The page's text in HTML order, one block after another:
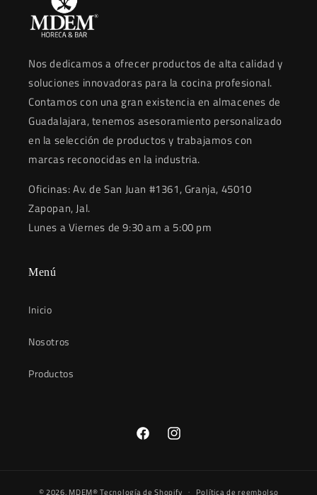
Nos dedicamos a ofrecer productos de alta calidad y
soluciones innovadoras para la cocina profesional.
Contamos con una gran existencia en almacenes de
Guadalajara, tenemos asesoramiento personalizado
en la selección de productos y trabajamos con
marcas reconocidas en la industria.
Oficinas: Av. de San Juan #1361, Granja, 45010
Zapopan, Jal.
Lunes a Viernes de 9:30 am a 5:00 pm
Menú
Inicio
Nosotros
Productos
FacebookInstagram
© 2026, MDEM® Tecnología de Shopify Política de reembolso